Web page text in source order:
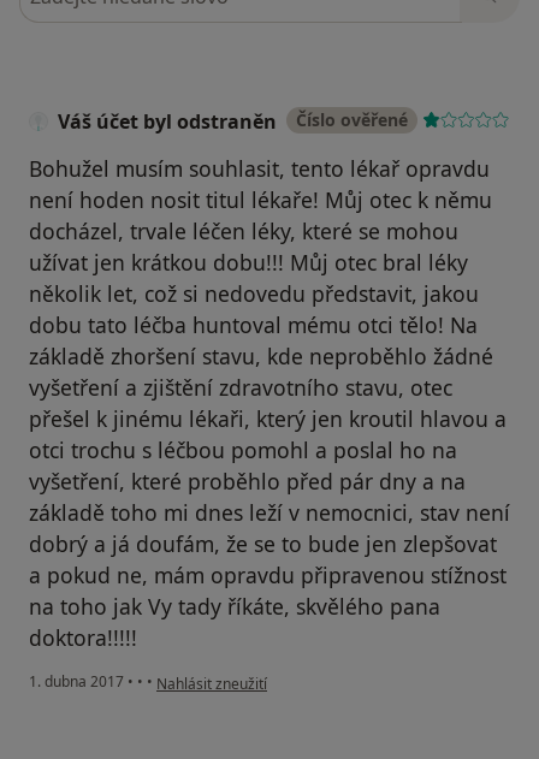
Váš účet byl odstraněn Číslo ověřené
Bohužel musím souhlasit, tento lékař opravdu
není hoden nosit titul lékaře! Můj otec k němu
docházel, trvale léčen léky, které se mohou
užívat jen krátkou dobu!!! Můj otec bral léky
několik let, což si nedovedu představit, jakou
dobu tato léčba huntoval mému otci tělo! Na
základě zhoršení stavu, kde neproběhlo žádné
vyšetření a zjištění zdravotního stavu, otec
přešel k jinému lékaři, který jen kroutil hlavou a
otci trochu s léčbou pomohl a poslal ho na
vyšetření, které proběhlo před pár dny a na
základě toho mi dnes leží v nemocnici, stav není
dobrý a já doufám, že se to bude jen zlepšovat
a pokud ne, mám opravdu připravenou stížnost
na toho jak Vy tady říkáte, skvělého pana
doktora!!!!!
1. dubna 2017 • • • podle názoru uživatele Váš účet byl odstraněn
Nahlásit zneužití